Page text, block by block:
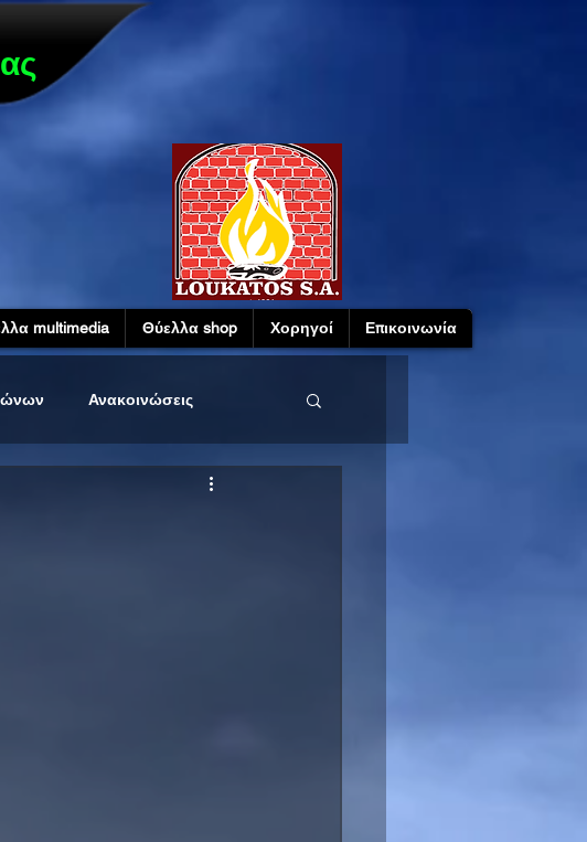
multimedia Θύελλα shop Χορηγοί Επικοινωνία
Ανακοινώσεις